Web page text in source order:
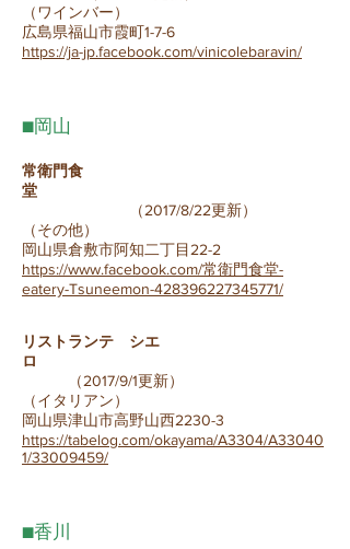
（ワインバー）
広島県福山市霞町1-7-6
https://ja-jp.facebook.com/vinicolebaravin/
■岡山
常衛門食
堂
（2017/8/22更新）
（その他）
岡山県倉敷市阿知二丁目22-2
https://www.facebook.com/常衛門食堂-
eatery-Tsuneemon-428396227345771/
リストランテ シエ
ロ
（2017/9/1更新）
（イタリアン）
岡山県津山市高野山西2230-3
https://tabelog.com/okayama/A3304/A33040
1/33009459/
■香川